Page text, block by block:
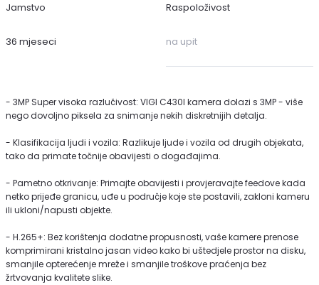
Jamstvo
36 mjeseci
Raspoloživost
na upit
- 3MP Super visoka razlučivost: VIGI C430I kamera dolazi s 3MP - više
nego dovoljno piksela za snimanje nekih diskretnijih detalja.
- Klasifikacija ljudi i vozila: Razlikuje ljude i vozila od drugih objekata,
tako da primate točnije obavijesti o događajima.
- Pametno otkrivanje: Primajte obavijesti i provjeravajte feedove kada
netko prijeđe granicu, uđe u područje koje ste postavili, zakloni kameru
ili ukloni/napusti objekte.
- H.265+: Bez korištenja dodatne propusnosti, vaše kamere prenose
komprimirani kristalno jasan video kako bi uštedjele prostor na disku,
smanjile opterećenje mreže i smanjile troškove praćenja bez
žrtvovanja kvalitete slike.